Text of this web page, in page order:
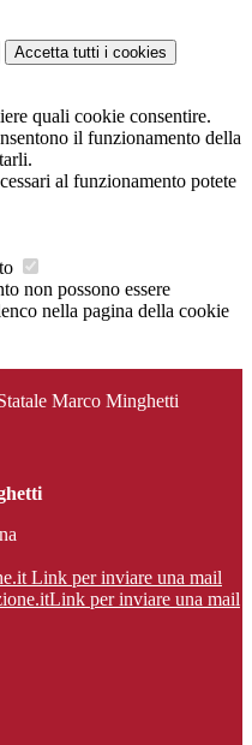
Accetta tutti i cookies
quali cookie consentire.
il funzionamento della
al funzionamento potete
non possono essere
nella pagina della cookie
Marco Minghetti
Link per inviare una mail
Link per inviare una mail